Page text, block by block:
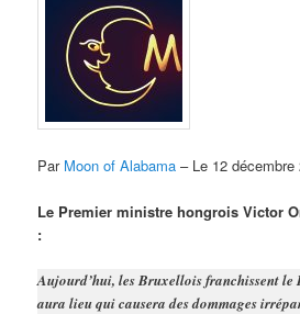
Par Moon of Alabama – Le 12 décembre
Le Premier ministre hongrois Victor
:
Aujourd’hui, les Bruxellois franchissent le
aura lieu qui causera des dommages